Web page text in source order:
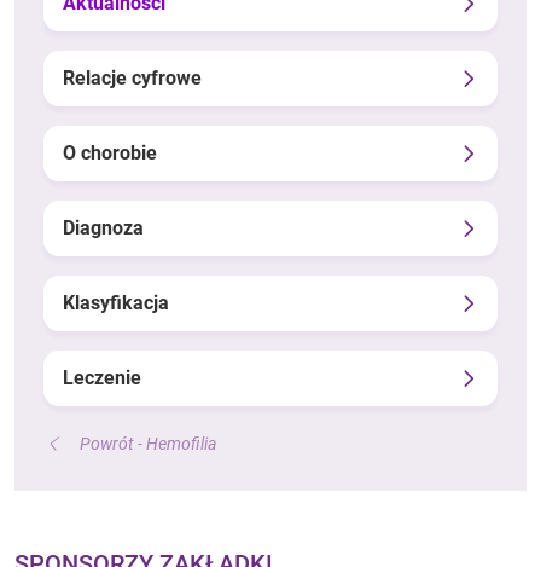
Relacje cyfrowe
O chorobie
Diagnoza
Klasyfikacja
Leczenie
Powrót - Hemofilia